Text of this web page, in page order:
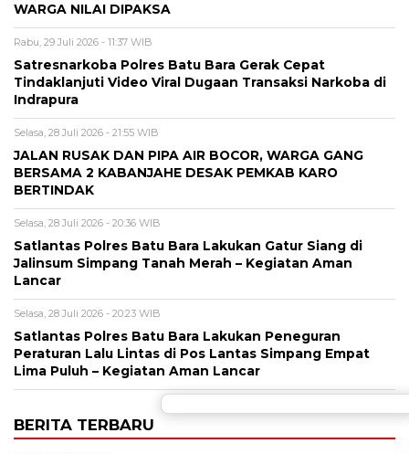
WARGA NILAI DIPAKSA
Rabu, 29 Juli 2026 - 11:37 WIB
Satresnarkoba Polres Batu Bara Gerak Cepat
Tindaklanjuti Video Viral Dugaan Transaksi Narkoba di
Indrapura
Selasa, 28 Juli 2026 - 21:55 WIB
JALAN RUSAK DAN PIPA AIR BOCOR, WARGA GANG
BERSAMA 2 KABANJAHE DESAK PEMKAB KARO
BERTINDAK
Selasa, 28 Juli 2026 - 20:36 WIB
Satlantas Polres Batu Bara Lakukan Gatur Siang di
Jalinsum Simpang Tanah Merah – Kegiatan Aman
Lancar
Selasa, 28 Juli 2026 - 20:23 WIB
Satlantas Polres Batu Bara Lakukan Peneguran
Peraturan Lalu Lintas di Pos Lantas Simpang Empat
Lima Puluh – Kegiatan Aman Lancar
BERITA TERBARU